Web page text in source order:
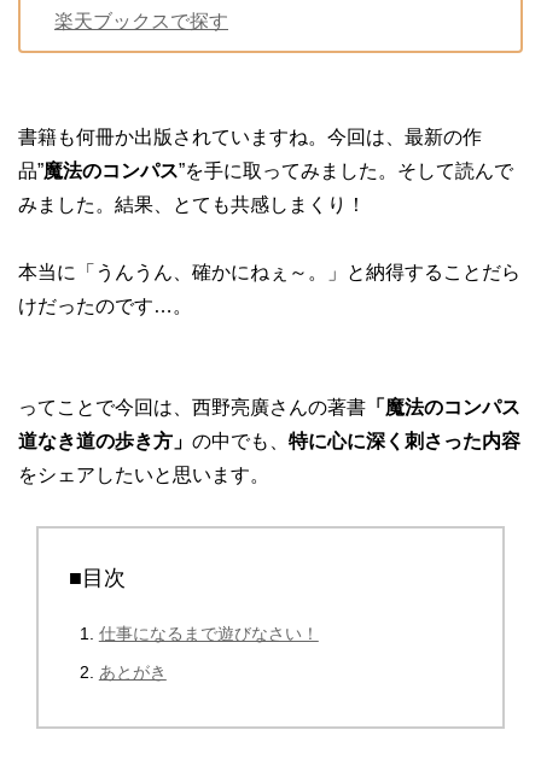
楽天ブックスで探す
書籍も何冊か出版されていますね。今回は、最新の作
品”魔法のコンパス”を手に取ってみました。そして読んで
みました。結果、とても共感しまくり！
本当に「うんうん、確かにねぇ～。」と納得することだら
けだったのです…。
ってことで今回は、西野亮廣さんの著書 「魔法のコンパス
道なき道の歩き方」 の中でも、 特に心に深く刺さった内容
をシェアしたいと思います。
■目次
仕事になるまで遊びなさい！
あとがき